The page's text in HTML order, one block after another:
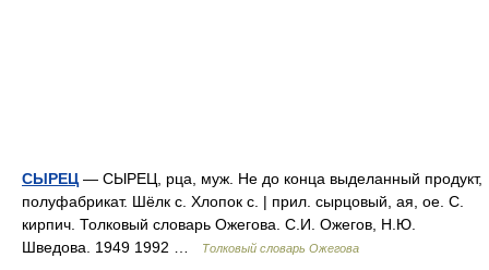
СЫРЕЦ — СЫРЕЦ, рца, муж. Не до конца выделанный продукт,
полуфабрикат. Шёлк с. Хлопок с. | прил. сырцовый, ая, ое. С.
кирпич. Толковый словарь Ожегова. С.И. Ожегов, Н.Ю.
Шведова. 1949 1992 …
Толковый словарь Ожегова